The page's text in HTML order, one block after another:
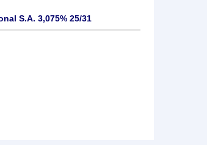
S.A. 3,075% 25/31